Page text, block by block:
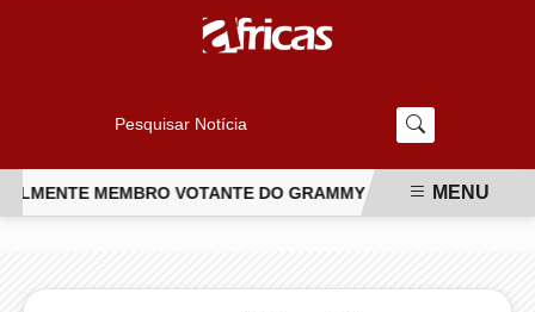
Pesquisar Notícia
MEMBRO VOTANTE DO GRAMMY CONHEÇA O
MENU